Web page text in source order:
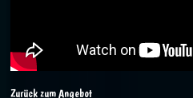
Zurück zum Angebot